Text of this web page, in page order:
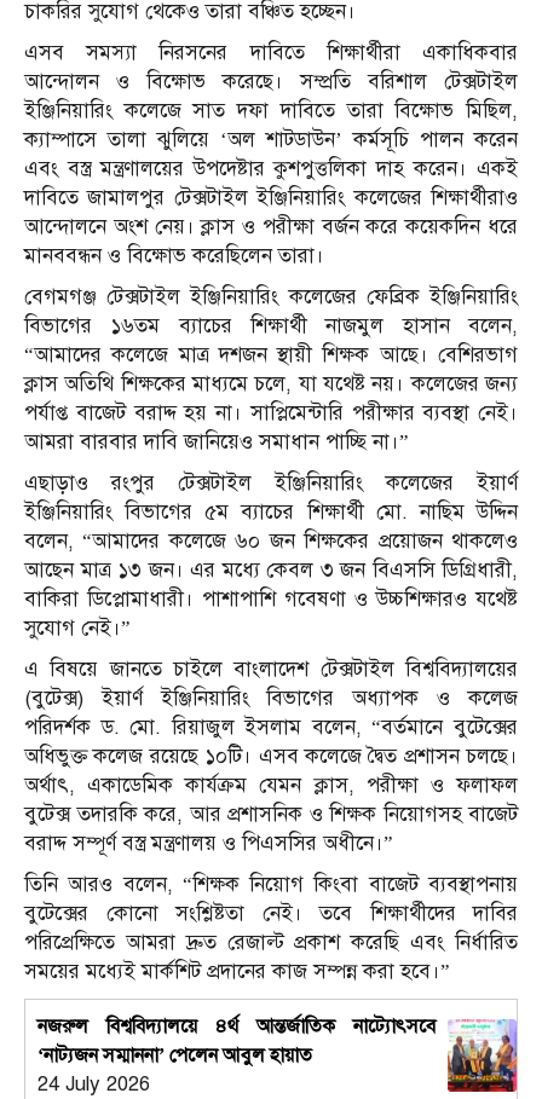
চাকরির সুযোগ থেকেও তারা বঞ্চিত হচ্ছেন।
এসব সমস্যা নিরসনের দাবিতে শিক্ষার্থীরা একাধিকবার
আন্দোলন ও বিক্ষোভ করেছে। সম্প্রতি বরিশাল টেক্সটাইল
ইঞ্জিনিয়ারিং কলেজে সাত দফা দাবিতে তারা বিক্ষোভ মিছিল,
ক্যাম্পাসে তালা ঝুলিয়ে ‘অল শাটডাউন’ কর্মসূচি পালন করেন
এবং বস্ত্র মন্ত্রণালয়ের উপদেষ্টার কুশপুত্তলিকা দাহ করেন। একই
দাবিতে জামালপুর টেক্সটাইল ইঞ্জিনিয়ারিং কলেজের শিক্ষার্থীরাও
আন্দোলনে অংশ নেয়। ক্লাস ও পরীক্ষা বর্জন করে কয়েকদিন ধরে
মানববন্ধন ও বিক্ষোভ করেছিলেন তারা।
বেগমগঞ্জ টেক্সটাইল ইঞ্জিনিয়ারিং কলেজের ফেব্রিক ইঞ্জিনিয়ারিং
বিভাগের ১৬তম ব্যাচের শিক্ষার্থী নাজমুল হাসান বলেন,
“আমাদের কলেজে মাত্র দশজন স্থায়ী শিক্ষক আছে। বেশিরভাগ
ক্লাস অতিথি শিক্ষকের মাধ্যমে চলে, যা যথেষ্ট নয়। কলেজের জন্য
পর্যাপ্ত বাজেট বরাদ্দ হয় না। সাপ্লিমেন্টারি পরীক্ষার ব্যবস্থা নেই।
আমরা বারবার দাবি জানিয়েও সমাধান পাচ্ছি না।”
এছাড়াও রংপুর টেক্সটাইল ইঞ্জিনিয়ারিং কলেজের ইয়ার্ণ
ইঞ্জিনিয়ারিং বিভাগের ৫ম ব্যাচের শিক্ষার্থী মো. নাছিম উদ্দিন
বলেন, “আমাদের কলেজে ৬০ জন শিক্ষকের প্রয়োজন থাকলেও
আছেন মাত্র ১৩ জন। এর মধ্যে কেবল ৩ জন বিএসসি ডিগ্রিধারী,
বাকিরা ডিপ্লোমাধারী। পাশাপাশি গবেষণা ও উচ্চশিক্ষারও যথেষ্ট
সুযোগ নেই।”
এ বিষয়ে জানতে চাইলে বাংলাদেশ টেক্সটাইল বিশ্ববিদ্যালয়ের
(বুটেক্স) ইয়ার্ণ ইঞ্জিনিয়ারিং বিভাগের অধ্যাপক ও কলেজ
পরিদর্শক ড. মো. রিয়াজুল ইসলাম বলেন, “বর্তমানে বুটেক্সের
অধিভুক্ত কলেজ রয়েছে ১০টি। এসব কলেজে দ্বৈত প্রশাসন চলছে।
অর্থাৎ, একাডেমিক কার্যক্রম যেমন ক্লাস, পরীক্ষা ও ফলাফল
বুটেক্স তদারকি করে, আর প্রশাসনিক ও শিক্ষক নিয়োগসহ বাজেট
বরাদ্দ সম্পূর্ণ বস্ত্র মন্ত্রণালয় ও পিএসসির অধীনে।”
তিনি আরও বলেন, “শিক্ষক নিয়োগ কিংবা বাজেট ব্যবস্থাপনায়
বুটেক্সের কোনো সংশ্লিষ্টতা নেই। তবে শিক্ষার্থীদের দাবির
পরিপ্রেক্ষিতে আমরা দ্রুত রেজাল্ট প্রকাশ করেছি এবং নির্ধারিত
সময়ের মধ্যেই মার্কশিট প্রদানের কাজ সম্পন্ন করা হবে।”
নজরুল বিশ্ববিদ্যালয়ে ৪র্থ আন্তর্জাতিক নাট্যোৎসবে
‘নাট্যজন সম্মাননা’ পেলেন আবুল হায়াত
24 July 2026